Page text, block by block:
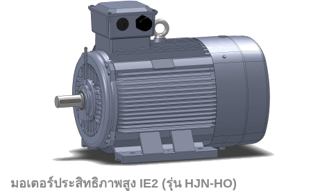
มอเตอร์ประสิทธิภาพสูง IE2 (รุ่น HJN-HO)